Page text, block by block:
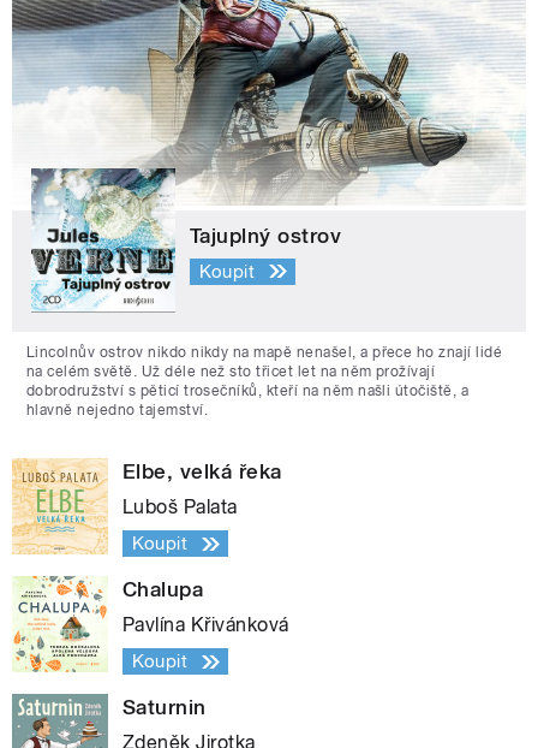
Tajuplný ostrov
Koupit
Lincolnův ostrov nikdo nikdy na mapě nenašel, a přece ho znají lidé
na celém světě. Už déle než sto třicet let na něm prožívají
dobrodružství s pěticí trosečníků, kteří na něm našli útočiště, a
hlavně nejedno tajemství.
Elbe, velká řeka
Luboš Palata
Koupit
Chalupa
Pavlína Křivánková
Koupit
Saturnin
Zdeněk Jirotka